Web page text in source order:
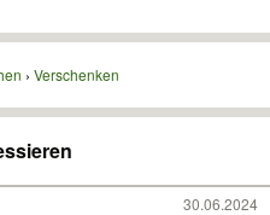
Verschenken
30.06.2024